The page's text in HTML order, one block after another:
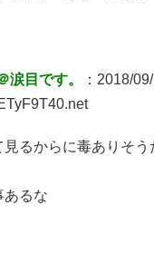
涙目です。
：2018/
るからに毒ありそう
あるな